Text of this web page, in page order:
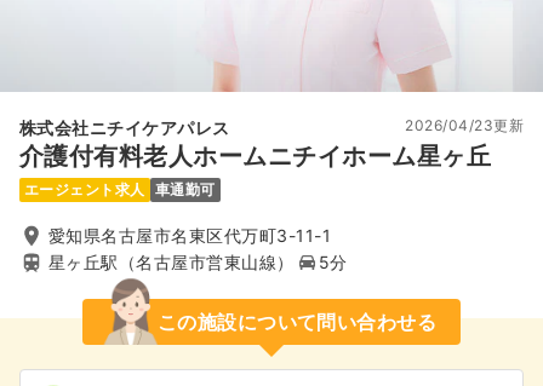
株式会社ニチイケアパレス
介護付有料老人ホームニチイホーム星ヶ丘
2026/04/23更新
エージェント求人 車通勤可
愛知県名古屋市名東区代万町3-11-1
星ヶ丘駅（名古屋市営東山線）
5分
この施設について問い合わせる